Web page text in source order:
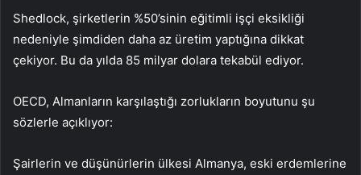
Shedlock, şirketlerin %50’sinin eğitimli işçi eksikliği
nedeniyle şimdiden daha az üretim yaptığına dikkat
çekiyor. Bu da yılda 85 milyar dolara tekabül ediyor.
OECD, Almanların karşılaştığı zorlukların boyutunu şu
sözlerle açıklıyor:
Şairlerin ve düşünürlerin ülkesi Almanya, eski erdemlerine